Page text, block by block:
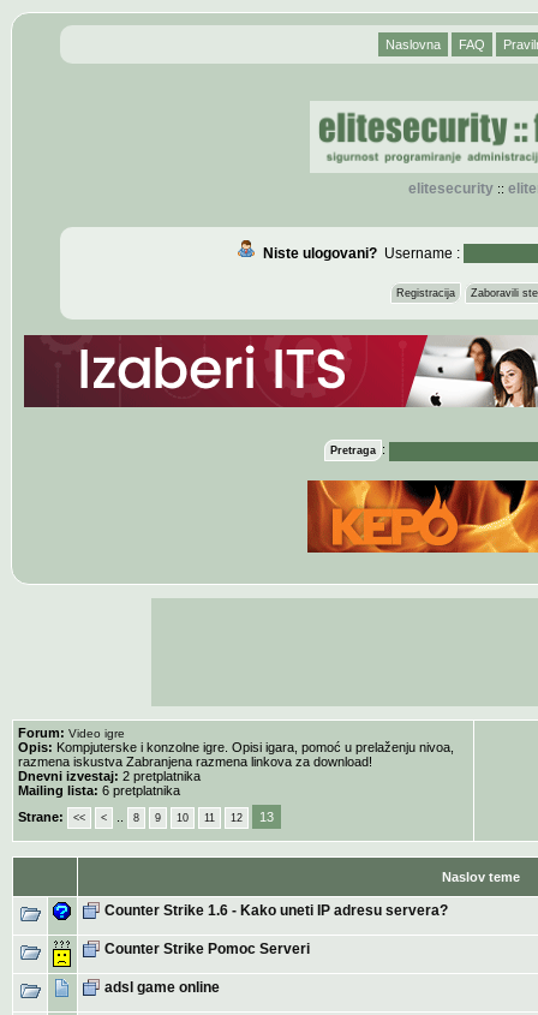
Naslovna FAQ
elitesecurity::
Niste ulogovani?Username :
Registracija Zaboravili
Pretraga :
Forum: Video igre
Opis: Kompjuterske i konzolne igre. Opisi igara, pomoć u prelaženju nivoa,
razmena iskustva Zabranjena razmena linkova za download!
Dnevni izvestaj: 2 pretplatnika
Mailing lista: 6 pretplatnika
Strane:
<< < 8 9 10 11 12 13
Naslov teme
Counter Strike 1.6 - Kako uneti IP adresu servera?
Counter Strike Pomoc Serveri
adsl game online